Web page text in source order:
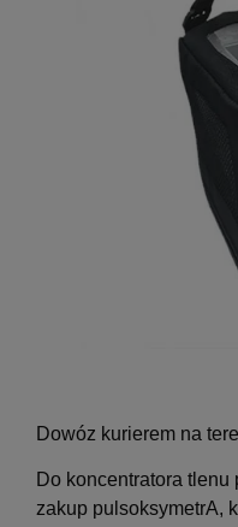
Dowóz kurierem na
Do koncentratora
zakup pulsoksymetrA,